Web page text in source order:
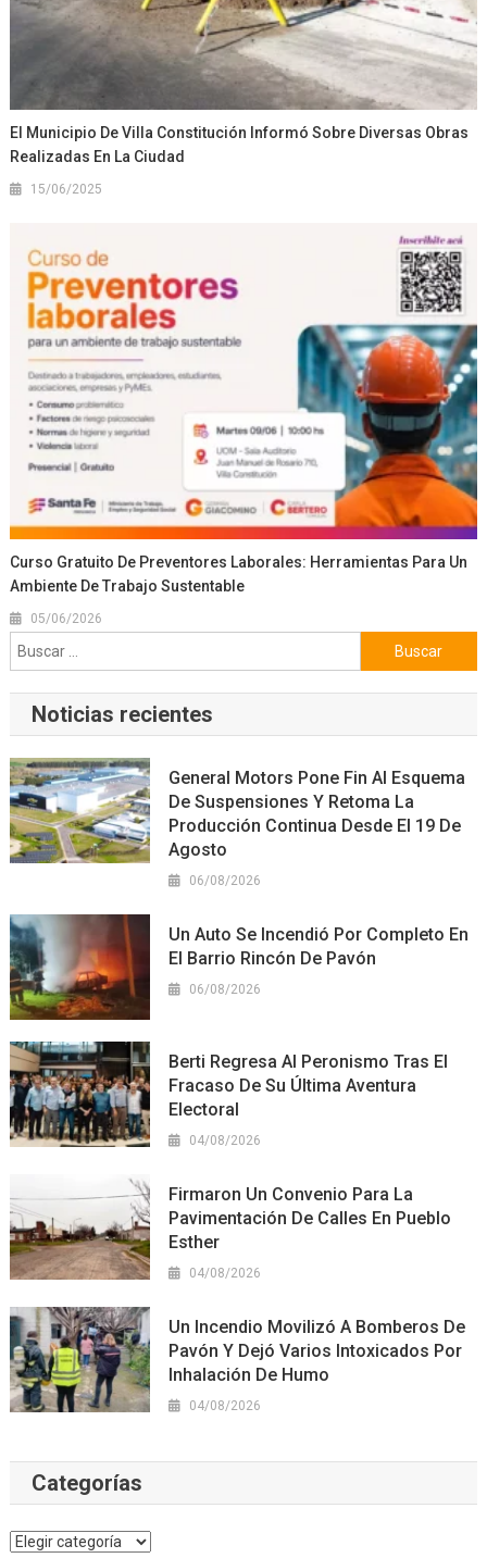
El Municipio De Villa Constitución Informó Sobre Diversas Obras
Realizadas En La Ciudad
15/06/2025
Curso Gratuito De Preventores Laborales: Herramientas Para Un
Ambiente De Trabajo Sustentable
05/06/2026
Buscar:
Noticias recientes
General Motors Pone Fin Al Esquema
De Suspensiones Y Retoma La
Producción Continua Desde El 19 De
Agosto
06/08/2026
Un Auto Se Incendió Por Completo En
El Barrio Rincón De Pavón
06/08/2026
Berti Regresa Al Peronismo Tras El
Fracaso De Su Última Aventura
Electoral
04/08/2026
Firmaron Un Convenio Para La
Pavimentación De Calles En Pueblo
Esther
04/08/2026
Un Incendio Movilizó A Bomberos De
Pavón Y Dejó Varios Intoxicados Por
Inhalación De Humo
04/08/2026
Categorías
Categorías